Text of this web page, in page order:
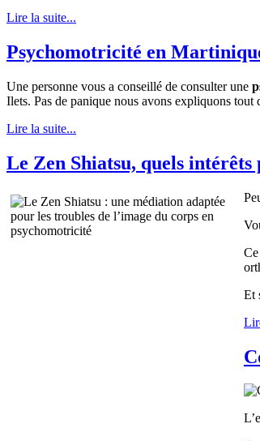
Lire la suite...
Psychomotricité en
Une personne vous a conseillé de consulter une
Ilets. Pas de panique nous avons expliquons tout
Lire la suite...
Le Zen Shiatsu, quels
Et